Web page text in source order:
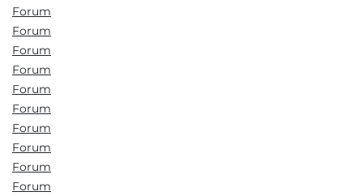
Forum
Forum
Forum
Forum
Forum
Forum
Forum
Forum
Forum
Forum